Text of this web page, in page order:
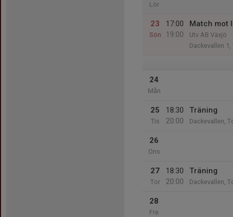
Lör
23
Sön
17:00
19:00
Match mot
Utv AB Växjö
Dackevallen 1,
24
Mån
25
Tis
18:30
20:00
Träning
Dackevallen,
26
Ons
27
Tor
18:30
20:00
Träning
Dackevallen,
28
Fre